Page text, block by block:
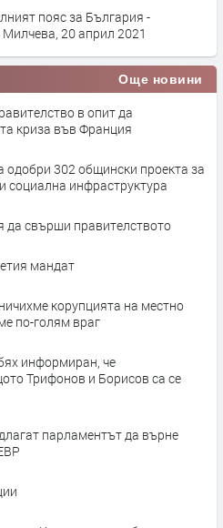
пояс за България -
20 април 2021
Още новини
в опит да
криза във Франция
одобри 302 общински проекта за
социална инфраструктура
да свърши правителството
мандат
корупцията на местно
по-голям враг
информиран, че
Трифонов и Борисов са се
парламентът да върне